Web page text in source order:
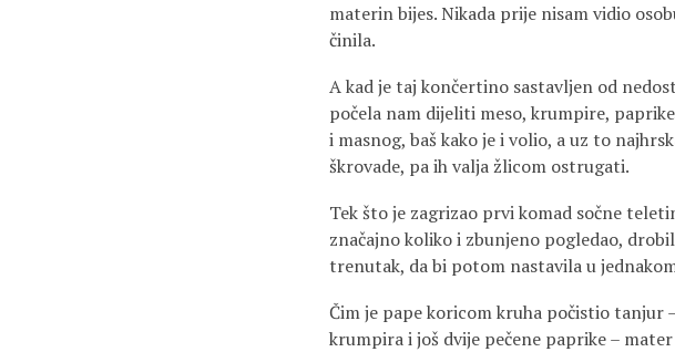
materin bijes. Nikada prije nisam vidio
činila.
A kad je taj končertino sastavljen od
počela nam dijeliti meso, krumpire,
i masnog, baš kako je i volio, a uz to
škrovade, pa ih valja žlicom ostrugati.
Tek što je zagrizao prvi komad sočne
značajno koliko i zbunjeno pogledao,
trenutak, da bi potom nastavila u
Čim je pape koricom kruha počistio tanjur
krumpira i još dvije pečene paprike –